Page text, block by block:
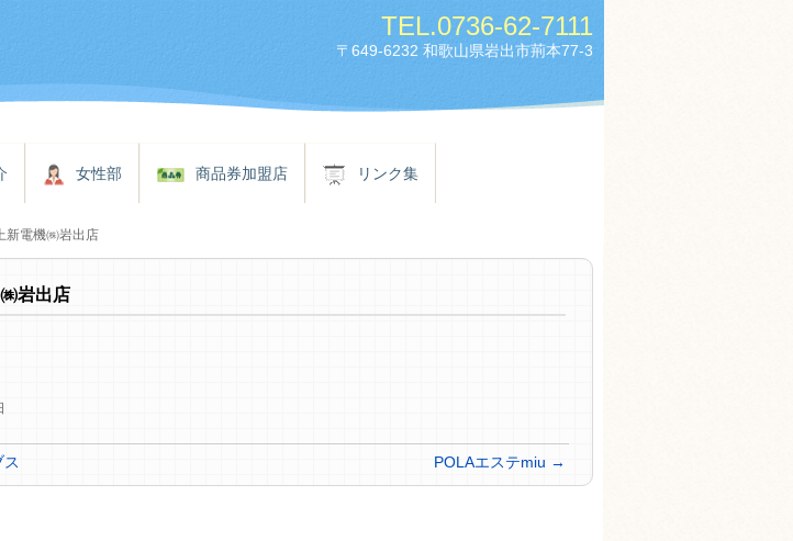
TEL.0736-62-7111
〒649-6232 和歌山県岩出市荊本77-3
女性部 商品券加盟店 リンク集
新電機㈱岩出店
㈱岩出店
POLAエステmiu →